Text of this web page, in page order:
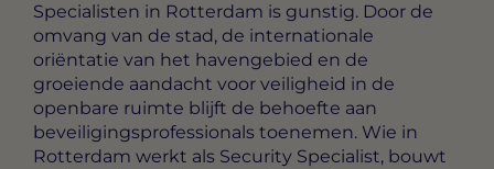
Specialisten in Rotterdam is gunstig. Door de
omvang van de stad, de internationale
oriëntatie van het havengebied en de
groeiende aandacht voor veiligheid in de
openbare ruimte blijft de behoefte aan
beveiligingsprofessionals toenemen. Wie in
Rotterdam werkt als Security Specialist, bouwt